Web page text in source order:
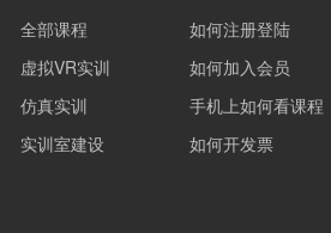
全部课程
虚拟VR实训
仿真实训
实训室建设
如何注册登陆
如何加入会员
手机上如何看课程
如何开发票